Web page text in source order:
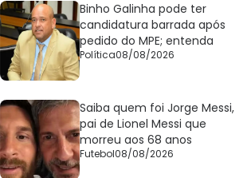
Binho Galinha pode ter
candidatura barrada após
pedido do MPE; entenda
Política08/08/2026
Saiba quem foi Jorge Messi,
pai de Lionel Messi que
morreu aos 68 anos
Futebol08/08/2026